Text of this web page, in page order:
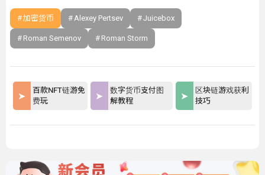
加密货币 Alexey Pertsev Juicebox
Roman Semenov Roman Storm
百款NFT链游免
费玩
数字货币支付图
解教程
区块链游戏获利
技巧